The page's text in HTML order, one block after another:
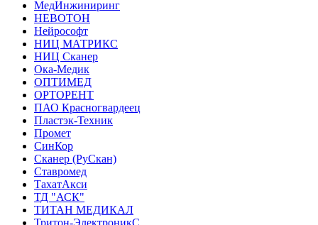
МедИнжиниринг
НЕВОТОН
Нейрософт
НИЦ МАТРИКС
НИЦ Сканер
Ока-Медик
ОПТИМЕД
ОРТОРЕНТ
ПАО Красногвардеец
Пластэк-Техник
Промет
СинКор
Сканер (РуСкан)
Ставромед
ТахатАкси
ТД "АСК"
ТИТАН МЕДИКАЛ